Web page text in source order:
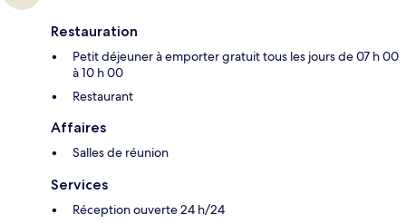
Restauration
Petit déjeuner à emporter gratuit tous les jours de 07 h 00
à 10 h 00
Restaurant
Affaires
Salles de réunion
Services
Réception ouverte 24 h/24